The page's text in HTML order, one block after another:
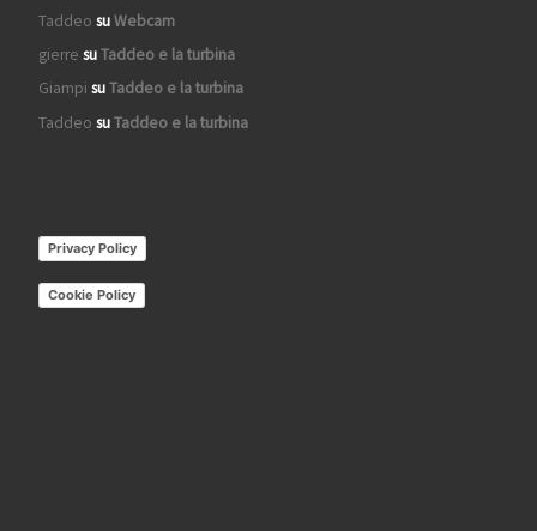
Taddeo suWebcam
gierre suTaddeo e la turbina
Giampi suTaddeo e la turbina
Taddeo suTaddeo e la turbina
Privacy Policy
Cookie Policy